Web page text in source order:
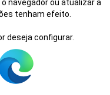
navegador ou atualizar a
tenham efeito.
deseja configurar.